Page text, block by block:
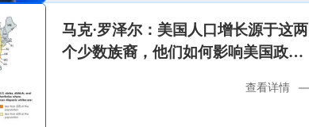
马克·罗泽尔：美国人口增长源于这两
个少数族裔，他们如何影响美国政
查看详情